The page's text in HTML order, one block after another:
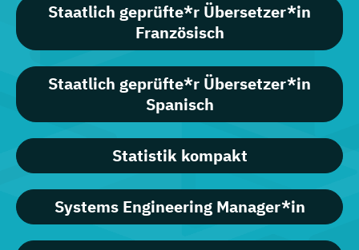
Staatlich geprüfte*r Übersetzer*in
Französisch
Staatlich geprüfte*r Übersetzer*in
Spanisch
Statistik kompakt
Systems Engineering Manager*in